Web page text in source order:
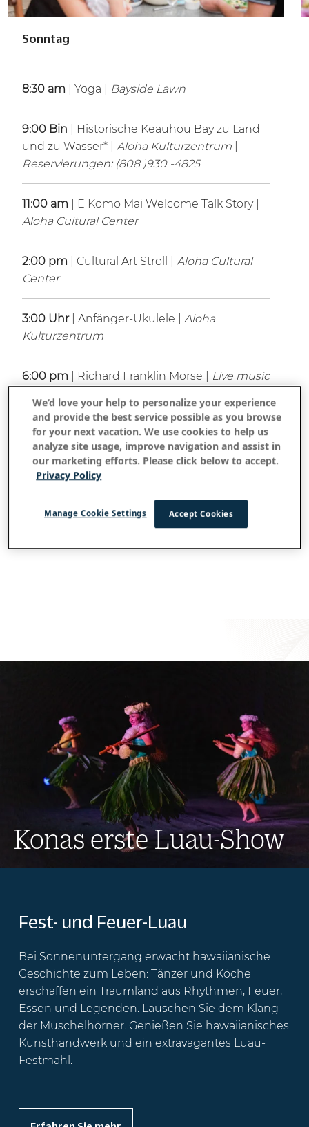
Sonntag
8:30 am | Yoga | Bayside Lawn
9:00 Bin | Historische Keauhou Bay zu Land
und zu Wasser* |
Aloha Kulturzentrum
Reservierungen: (808 )930 -4825
11:00 am
| E Komo Mai Welcome Talk Story |
Aloha Cultural Center
2:00 pm | Cultural Art Stroll | Aloha Cultural
Center
3:00 Uhr| Anfänger-Ukulele |
Aloha
Kulturzentrum
6:00 pm | Richard Franklin Morse |
Live music
Konas erste Luau-Show
Fest- und Feuer-Luau
Bei Sonnenuntergang erwacht hawaiianische
Geschichte zum Leben: Tänzer und Köche
erschaffen ein Traumland aus Rhythmen, Feuer,
Essen und Legenden. Lauschen Sie dem Klang
der Muschelhörner. Genießen Sie hawaiianisches
Kunsthandwerk und ein extravagantes Luau-
Festmahl.
We’d love your help to personalize your experience
and provide the best service possible as you browse
for your next vacation. We use cookies to help us
analyze site usage, improve navigation and assist in
our marketing efforts. Please click below to accept.
Privacy Policy
Accept Cookies
Manage Cookie Settings